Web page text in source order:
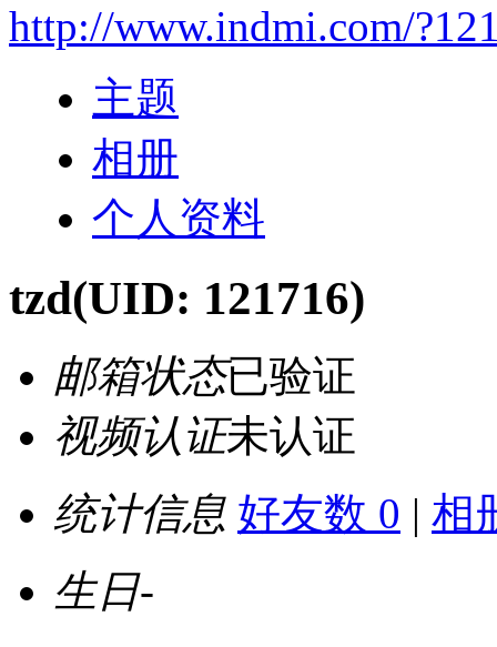
http://www.indmi.com/
主题
相册
个人资料
tzd(UID: 121716)
邮箱状态已验证
视频认证未认证
统计信息 好友数 0 | 相
生日-